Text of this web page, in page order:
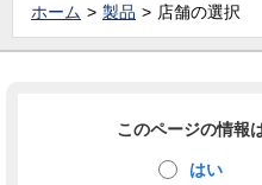
ホーム 製品 店舗の選択
このページの情報
はい